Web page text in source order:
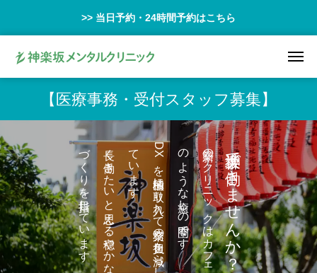
>> 当日予約・24時間予約はこちら
【医療事務・受付スタッフ募集】
神楽坂で働きませんか？
新築の
ク
リ
ニ
ッ
ク
は
カ
フ
ェ
の
よ
う
な
癒し
の
空間で
す
D
X
を
積極的に
取り
入れ
て
業務の
負担を
減ら
し
て
い
ま
す
長く
働き
た
い
と
思え
る
穏や
か
な
職場
づ
く
り
を
目指し
て
い
ま
す